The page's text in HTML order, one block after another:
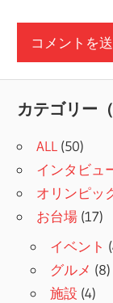
カテゴリー
ALL (50)
インタビュ
オリンピッ
お台場 (17)
イベント
グルメ (8)
施設 (4)